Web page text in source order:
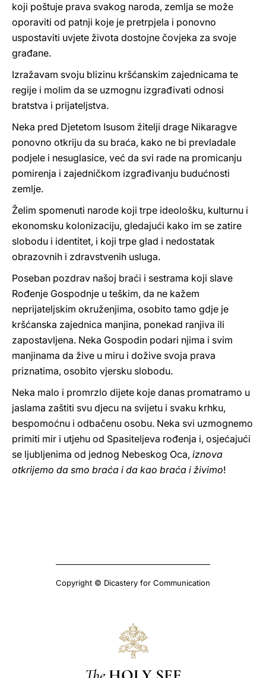
koji poštuje prava svakog naroda, zemlja se može
oporaviti od patnji koje je pretrpjela i ponovno
uspostaviti uvjete života dostojne čovjeka za svoje
građane.
Izražavam svoju blizinu kršćanskim zajednicama te
regije i molim da se uzmognu izgrađivati odnosi
bratstva i prijateljstva.
Neka pred Djetetom Isusom žitelji drage Nikaragve
ponovno otkriju da su braća, kako ne bi prevladale
podjele i nesuglasice, već da svi rade na promicanju
pomirenja i zajedničkom izgrađivanju budućnosti
zemlje.
Želim spomenuti narode koji trpe ideološku, kulturnu i
ekonomsku kolonizaciju, gledajući kako im se zatire
slobodu i identitet, i koji trpe glad i nedostatak
obrazovnih i zdravstvenih usluga.
Poseban pozdrav našoj braći i sestrama koji slave
Rođenje Gospodnje u teškim, da ne kažem
neprijateljskim okruženjima, osobito tamo gdje je
kršćanska zajednica manjina, ponekad ranjiva ili
zapostavljena. Neka Gospodin podari njima i svim
manjinama da žive u miru i dožive svoja prava
priznatima, osobito vjersku slobodu.
Neka malo i promrzlo dijete koje danas promatramo u
jaslama zaštiti svu djecu na svijetu i svaku krhku,
bespomoćnu i odbačenu osobu. Neka svi uzmognemo
primiti mir i utjehu od Spasiteljeva rođenja i, osjećajući
se ljubljenima od jednog Nebeskog Oca, iznova
otkrijemo da smo braća i da kao braća i živimo!
Copyright © Dicastery for Communication